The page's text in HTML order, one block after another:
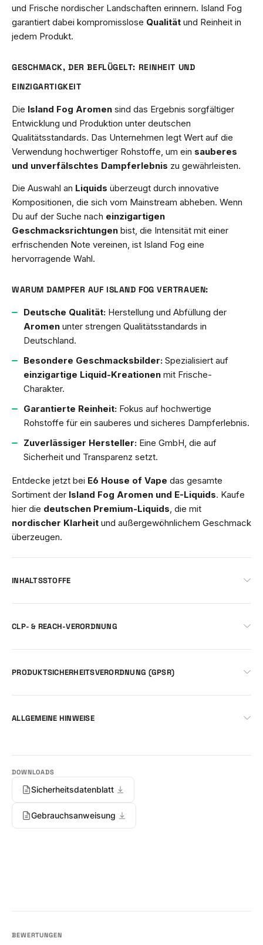
und Frische nordischer Landschaften erinnern. Island Fog
garantiert dabei kompromisslose Qualität und Reinheit in
jedem Produkt.
GESCHMACK, DER BEFLÜGELT: REINHEIT UND
EINZIGARTIGKEIT
Die Island Fog Aromen sind das Ergebnis sorgfältiger
Entwicklung und Produktion unter deutschen
Qualitätsstandards. Das Unternehmen legt Wert auf die
Verwendung hochwertiger Rohstoffe, um ein sauberes
und unverfälschtes Dampferlebnis zu gewährleisten.
Die Auswahl an Liquids überzeugt durch innovative
Kompositionen, die sich vom Mainstream abheben. Wenn
Du auf der Suche nach einzigartigen
Geschmacksrichtungen bist, die Intensität mit einer
erfrischenden Note vereinen, ist Island Fog eine
hervorragende Wahl.
WARUM DAMPFER AUF ISLAND FOG VERTRAUEN:
Deutsche Qualität: Herstellung und Abfüllung der
Aromen unter strengen Qualitätsstandards in
Deutschland.
Besondere Geschmacksbilder: Spezialisiert auf
einzigartige Liquid-Kreationen mit Frische-
Charakter.
Garantierte Reinheit: Fokus auf hochwertige
Rohstoffe für ein sauberes und sicheres Dampferlebnis.
Zuverlässiger Hersteller: Eine GmbH, die auf
Sicherheit und Transparenz setzt.
Entdecke jetzt bei E6 House of Vape das gesamte
Sortiment der Island Fog Aromen und E-Liquids. Kaufe
hier die deutschen Premium-Liquids , die mit
nordischer Klarheit und außergewöhnlichem Geschmack
überzeugen.
INHALTSSTOFFE
CLP- & REACH-VERORDNUNG
PRODUKTSICHERHEITSVERORDNUNG (GPSR)
ALLGEMEINE HINWEISE
Sicherheitsdatenblatt
Gebrauchsanweisung